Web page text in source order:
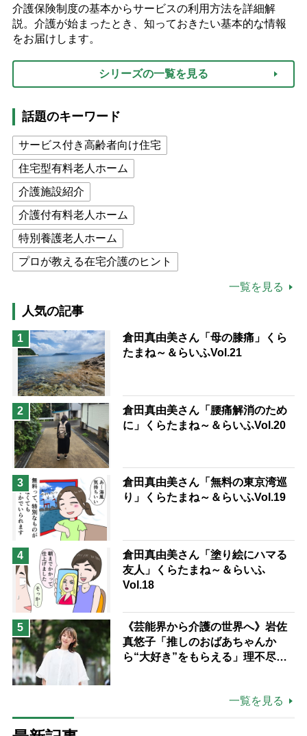
介護保険制度の基本からサービスの利用方法を詳細解
説。介護が始まったとき、知っておきたい基本的な情報
をお届けします。
シリーズの一覧を見る
話題のキーワード
サービス付き高齢者向け住宅
住宅型有料老人ホーム
介護施設紹介
介護付有料老人ホーム
特別養護老人ホーム
プロが教える在宅介護のヒント
高木ブー
ケアマネジャー
猫が母になつきません
息子の遠距離介護サバイバル術
兄がボケました
予防法
一覧を見る
人気の記事
1
倉田真由美さん「母の膝痛」くら
たまね～＆らいふVol.21
2
倉田真由美さん「腰痛解消のため
に」くらたまね～＆らいふVol.20
3
倉田真由美さん「無料の東京湾巡
り」くらたまね～＆らいふVol.19
4
倉田真由美さん「塗り絵にハマる
友人」くらたまね～＆らいふ
Vol.18
5
《芸能界から介護の世界へ》岩佐
真悠子「推しのおばあちゃんか
ら“大好き”をもらえる」理不尽さ
一覧を見る